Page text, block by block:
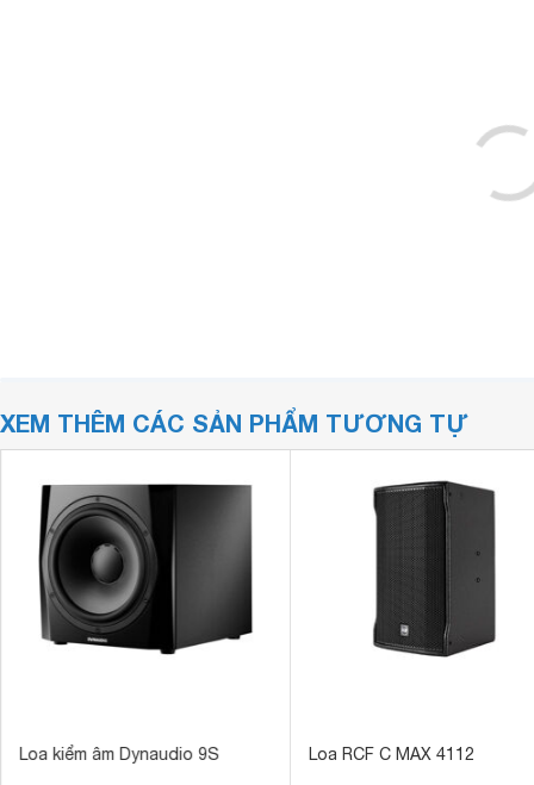
XEM THÊM CÁC SẢN PHẨM TƯƠNG TỰ
Loa kiểm âm Dynaudio 9S Loa RCF C MAX 4112